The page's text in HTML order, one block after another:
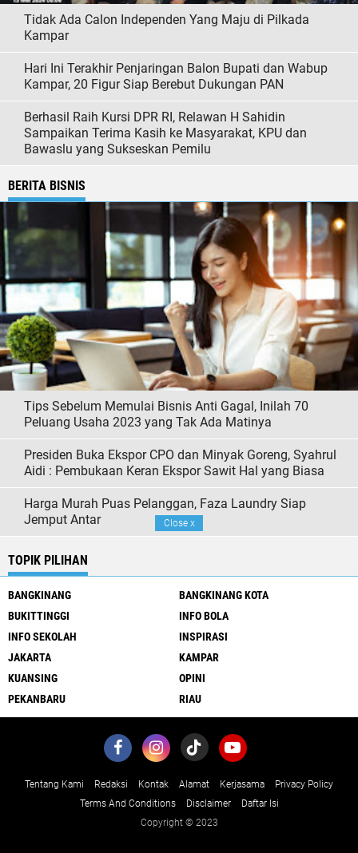
Tidak Ada Calon Independen Yang Maju di Pilkada
Kampar
Hari Ini Terakhir Penjaringan Balon Bupati dan Wabup
Kampar, 20 Figur Siap Berebut Dukungan PAN
Berhasil Raih Kursi DPR RI, Relawan H Sahidin
Sampaikan Terima Kasih ke Masyarakat, KPU dan
Bawaslu yang Sukseskan Pemilu
BERITA BISNIS
Tips Sebelum Memulai Bisnis Anti Gagal, Inilah 70
Peluang Usaha 2023 yang Tak Ada Matinya
Presiden Buka Ekspor CPO dan Minyak Goreng, Syahrul
Aidi : Pembukaan Keran Ekspor Sawit Hal yang Biasa
Harga Murah Puas Pelanggan, Faza Laundry Siap
Jemput Antar
TOPIK PILIHAN
BANGKINANG
BANGKINANG KOTA
BUKITTINGGI
INFO BOLA
INFO SEKOLAH
INSPIRASI
JAKARTA
KAMPAR
KUANSING
OPINI
PEKANBARU
RIAU
Tentang Kami Redaksi Kontak Alamat Kerjasama
Privacy Policy
Terms And Conditions
Disclaimer
Daftar Isi
Copyright © 2023
Close x